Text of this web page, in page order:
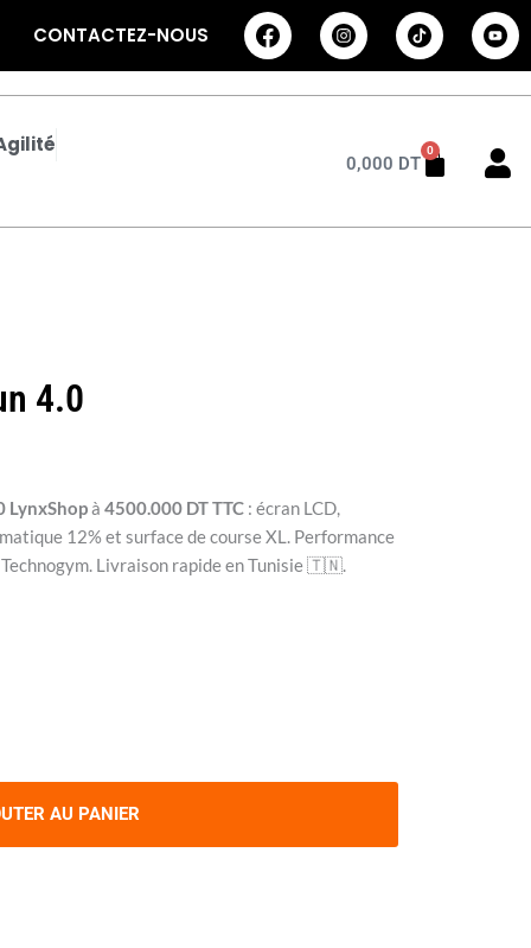
CONTACTEZ-NOUS
0,000 DT
0
Panier
4.0
LynxShopà 4500.000 DT TTC : écran LCD,
12% et surface de course XL. Performance
Livraison rapide en Tunisie 🇹🇳.
AU PANIER